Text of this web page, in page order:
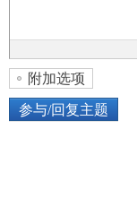
附加选项
参与/回复主题